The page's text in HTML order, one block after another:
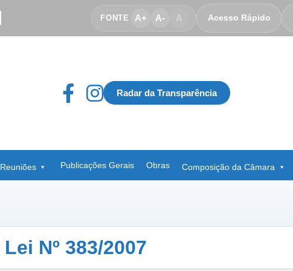
FONTE A+ A- A Acesso Rápido
Radar da Transparência
Reuniões Publicações Gerais Obras Composição da Câmara
Lei Nº 383/2007